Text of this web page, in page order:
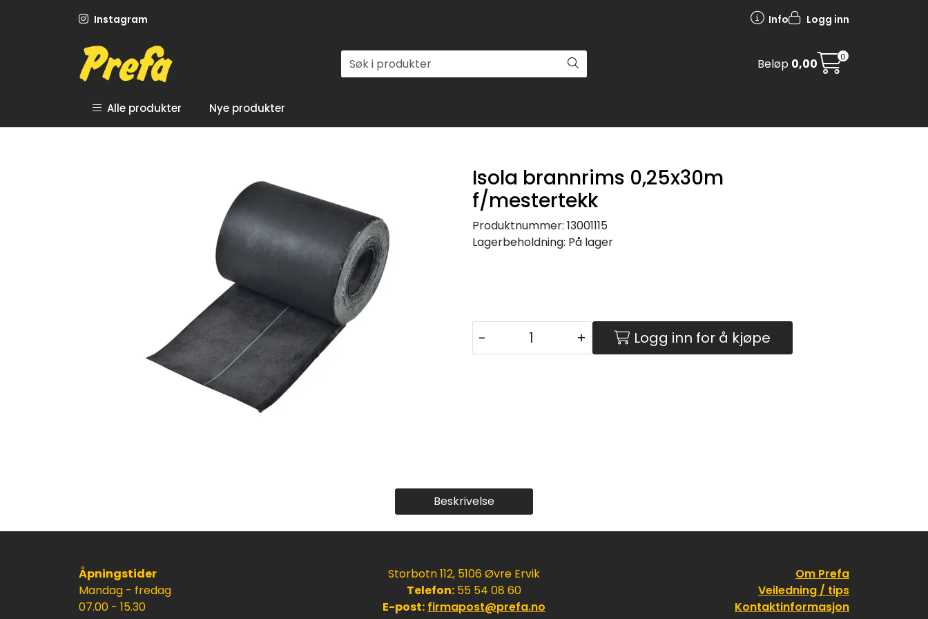
Instagram Info Logg inn
Beløp 0,00 0
Alle produkter Nye produkter
Isola brannrims 0,25x30m
f/mestertekk
Produktnummer: 13001115
Lagerbeholdning: På lager
- + Logg inn for å kjøpe
Beskrivelse
Åpningstider
Mandag - fredag
07.00 - 15.30
Storbotn 112, 5106 Øvre Ervik
Telefon: 55 54 08 60
E-post: firmapost@prefa.no
Om Prefa
Veiledning / tips
Kontaktinformasjon